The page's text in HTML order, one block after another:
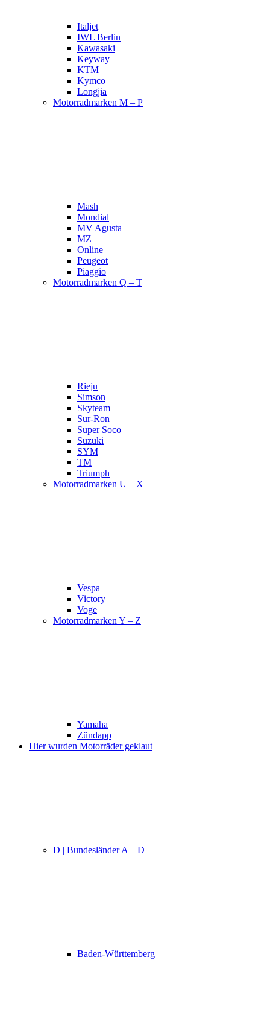
Italjet
IWL Berlin
Kawasaki
Keyway
KTM
Kymco
Longjia
Motorradmarken M – P
Mash
Mondial
MV Agusta
MZ
Online
Peugeot
Piaggio
Motorradmarken Q – T
Rieju
Simson
Skyteam
Sur-Ron
Super Soco
Suzuki
SYM
TM
Triumph
Motorradmarken U – X
Vespa
Victory
Voge
Motorradmarken Y – Z
Yamaha
Zündapp
Hier wurden Motorräder geklaut
D | Bundesländer A – D
Baden-Württemberg